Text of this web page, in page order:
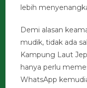
lebih
Demi alasan
mudik, tidak ada
Kampung Laut
hanya perlu
WhatsApp